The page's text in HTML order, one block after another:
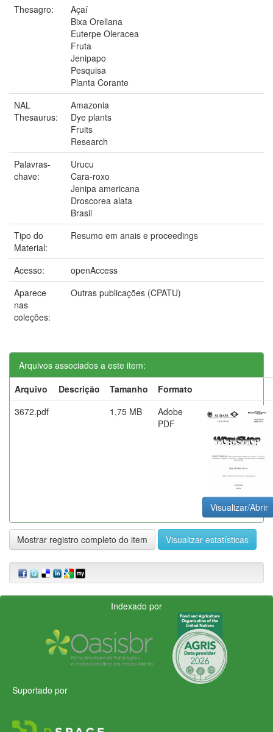
Thesagro:
Açaí
Bixa Orellana
Euterpe Oleracea
Fruta
Jenipapo
Pesquisa
Planta Corante
NAL
Thesaurus:
Amazonia
Dye plants
Fruits
Research
Palavras-
chave:
Urucu
Cara-roxo
Jenipa americana
Droscorea alata
Brasil
Tipo do
Material:
Resumo em anais e proceedings
Acesso:
openAccess
Aparece
nas
coleções:
Outras publicações (CPATU)
Arquivos associados a este item:
Arquivo
Descrição Tamanho
Formato
3672.pdf
1,75 MB
Adobe
PDF
Visualizar/Abrir
Mostrar registro completo do item Visualizar estatísticas
Indexado por
Suportado por